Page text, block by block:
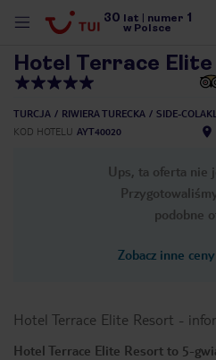
30 lat numer 1
w Polsce
Hotel Terrace
TURCJA RIWIERA TURECKA
SIDE-
KOD HOTELU AYT40020
Ups, ta oferta nie
podobne
Zobacz inne
Hotel Terrace Elite Resort -
Hotel Terrace Elite Resort to 5-